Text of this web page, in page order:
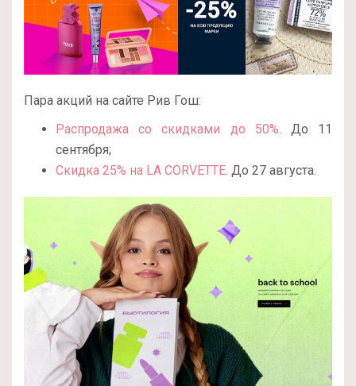
Пара акций на сайте Рив Гош:
Распродажа со скидками до 50%. До 11
сентября;
Скидка 25% на LA CORVETTE. До 27 августа.